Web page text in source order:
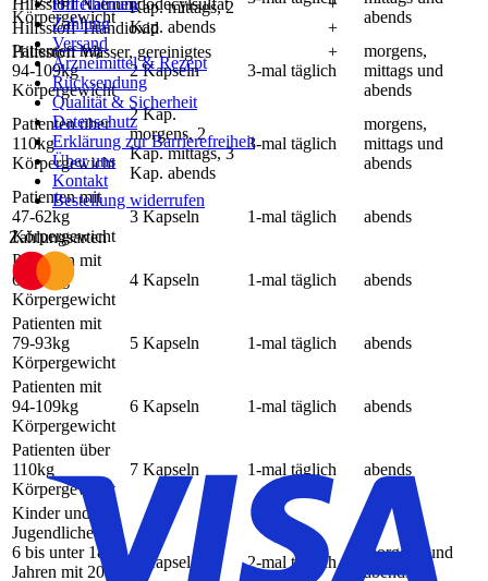
Körpergewicht
Kap. mittags, 2
Kap. abends
abends
Patienten mit
94-109kg
Körpergewicht
2 Kapseln 3-mal täglich
morgens,
mittags und
abends
Patienten über
110kg
Körpergewicht
2 Kap.
morgens, 2
Kap. mittags, 3
Kap. abends
3-mal täglich
morgens,
mittags und
abends
Patienten mit
47-62kg
Körpergewicht
3 Kapseln 1-mal täglich abends
Patienten mit
63-78kg
Körpergewicht
4 Kapseln 1-mal täglich abends
Patienten mit
79-93kg
Körpergewicht
5 Kapseln 1-mal täglich abends
Patienten mit
94-109kg
Körpergewicht
6 Kapseln 1-mal täglich abends
Patienten über
110kg
Körpergewicht
7 Kapseln 1-mal täglich abends
Kinder und
Jugendliche von
6 bis unter 18
Jahren mit 20-
1 Kapsel 2-mal täglich
morgens und
abends
Hilfsstoff Natriumdodecylsulfat
+
Hilfsstoff Titandioxid
+
Hilfsstoff Wasser, gereinigtes
+
Hilfethemen
Zahlung
Versand
Arzneimittel & Rezept
Rücksendung
Qualität & Sicherheit
Datenschutz
Erklärung zur Barrierefreiheit
Über uns
Kontakt
Bestellung widerrufen
Zahlungsarten